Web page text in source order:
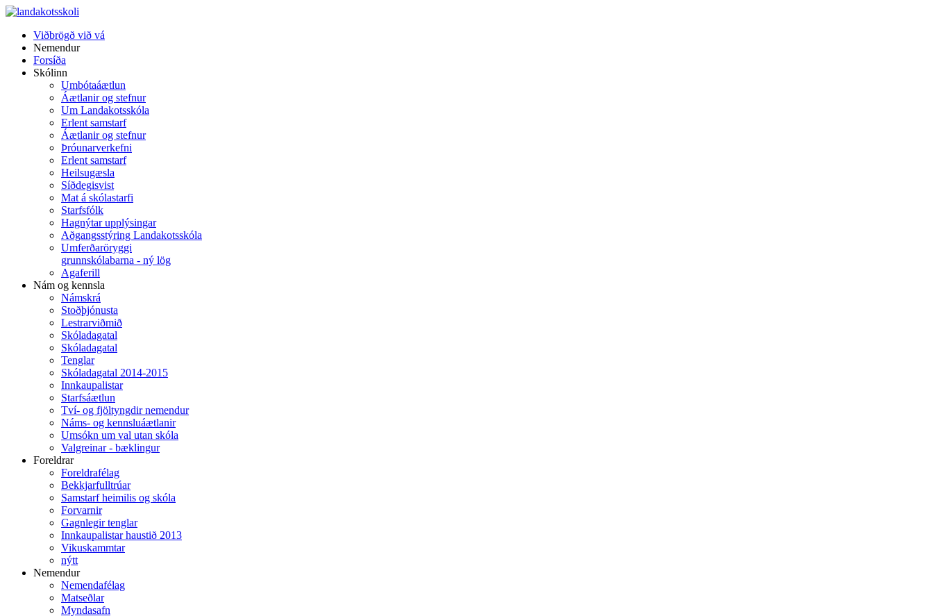
Viðbrögð við vá
Nemendur
Forsíða
Skólinn
Umbótaáætlun
Áætlanir og stefnur
Um Landakotsskóla
Erlent samstarf
Áætlanir og stefnur
Þróunarverkefni
Erlent samstarf
Heilsugæsla
Síðdegisvist
Mat á skólastarfi
Starfsfólk
Hagnýtar upplýsingar
Aðgangsstýring Landakotsskóla
Umferðaröryggi
grunnskólabarna - ný lög
Agaferill
Nám og kennsla
Námskrá
Stoðþjónusta
Lestrarviðmið
Skóladagatal
Skóladagatal
Tenglar
Skóladagatal 2014-2015
Innkaupalistar
Starfsáætlun
Tví- og fjöltyngdir nemendur
Náms- og kennsluáætlanir
Umsókn um val utan skóla
Valgreinar - bæklingur
Foreldrar
Foreldrafélag
Bekkjarfulltrúar
Samstarf heimilis og skóla
Forvarnir
Gagnlegir tenglar
Innkaupalistar haustið 2013
Vikuskammtar
nýtt
Nemendur
Nemendafélag
Matseðlar
Myndasafn